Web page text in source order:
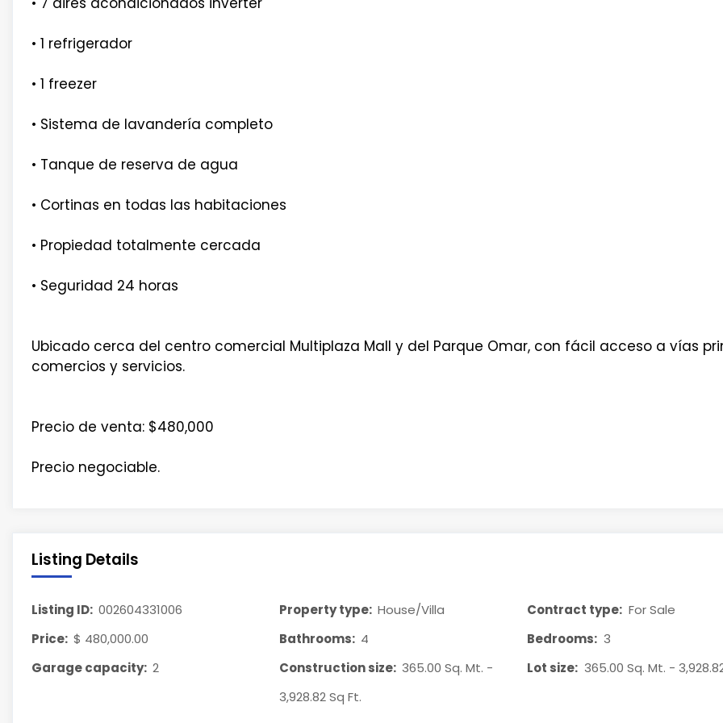
• 1 refrigerador
• 1 freezer
• Sistema de lavandería completo
• Tanque de reserva de agua
• Cortinas en todas las habitaciones
• Propiedad totalmente cercada
• Seguridad 24 horas
Ubicado cerca del centro comercial Multiplaza Mall y del Parque Omar, con fácil acceso a vías
comercios y servicios.
Precio de venta: $480,000
Precio negociable.
Listing Details
Listing ID: 002604331006 Property type: House/Villa Contract type: For Sale
Price: $ 480,000.00 Bathrooms: 4 Bedrooms: 3
Garage capacity: 2 Construction size: 365.00 Sq. Mt. -
3,928.82 Sq Ft.
Lot size: 365.00 Sq. Mt. -